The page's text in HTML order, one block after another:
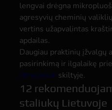
lengvai drėgna
agresyvių cheminių
vertins užapvalintas
apdailas.
Daugiau praktinių įžvalgų
pasirinkimą ir ilgalaikę
Straipsniai skiltyje.
12
staliukų Lietuvoje